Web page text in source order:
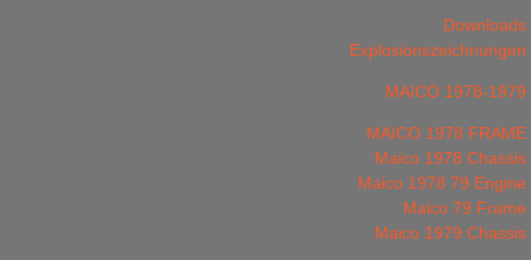
Downloads
Explosionszeichnungen
MAICO 1978-1979
MAICO 1978 FRAME
Maico 1978 Chassis
Maico 1978 79 Engine
Maico 79 Frame
Maico 1979 Chassis